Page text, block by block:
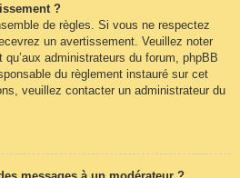
?
de règles. Si vous ne respectez
un avertissement. Veuillez noter
qu’aux administrateurs du forum, phpBB
du règlement instauré sur cet
veuillez contacter un administrateur du